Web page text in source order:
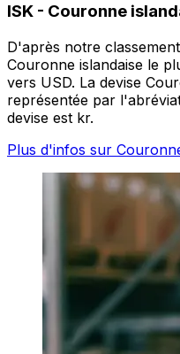
ISK - Couronne
D'après notre
Couronne islandaise le
vers USD. La devise
représentée par
devise est kr.
Plus d'infos sur